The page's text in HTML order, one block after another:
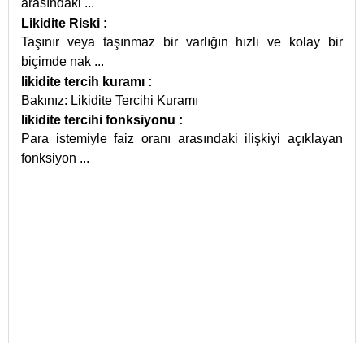
arasındaki ...
Likidite Riski :
Taşınır veya taşınmaz bir varlığın hızlı ve kolay bir
biçimde nak ...
likidite tercih kuramı :
Bakınız: Likidite Tercihi Kuramı
likidite tercihi fonksiyonu :
Para istemiyle faiz oranı arasındaki ilişkiyi açıklayan
fonksiyon ...